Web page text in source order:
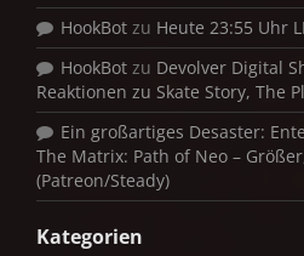
HookBot zu Heute 23:55 Uhr
HookBot zu Devolver Digital
Reaktionen zu Skate Story, The
Ein großartiges Desaster:
The Matrix: Path of Neo –
(Patreon/Steady)
Kategorien